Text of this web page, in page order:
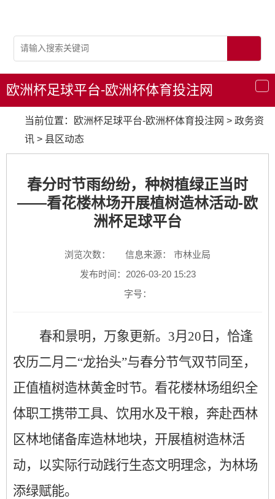
导
航
欧洲杯足球平台-欧洲杯体育投注网
当前位置： 欧洲杯足球平台-欧洲杯体育投注网 > 政务资
讯 > 县区动态
春分时节雨纷纷，种树植绿正当时
——看花楼林场开展植树造林活动-欧
洲杯足球平台
浏览次数：
信息来源： 市林业局
发布时间：2026-03-20 15:23
字号：
春和景明，万象更新。 3月20日，恰逢
农历二月二“龙抬头”与春分节气双节同至，
正值植树造林黄金时节。看花楼林场组织全
体职工携带工具、饮用水及干粮，奔赴西林
区林地储备库造林地块，开展植树造林活
动，以实际行动践行生态文明理念，为林场
添绿赋能。